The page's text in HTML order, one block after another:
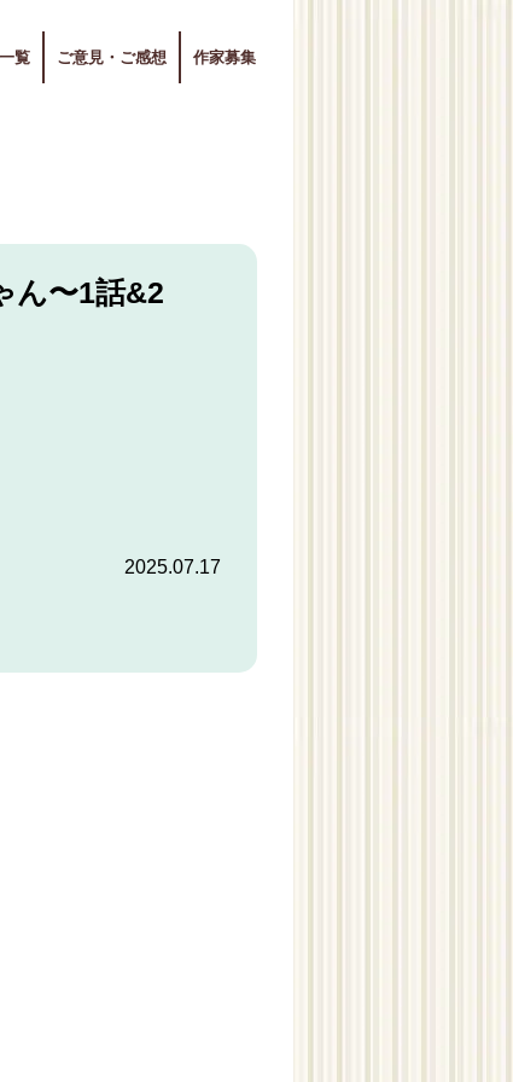
覧 ご意見・ご感想 作家募集
ん〜1話&2
2025.07.17